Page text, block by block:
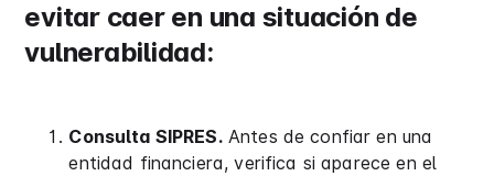
evitar caer en una situación de
vulnerabilidad:
Consulta SIPRES.Antes de confiar en una
entidad financiera, verifica si aparece en el